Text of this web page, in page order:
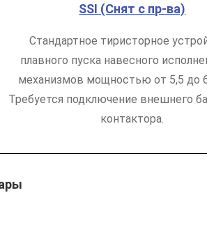
SSI (Снят с пр-ва)
Стандартное тиристорное
плавного пуска навесного
механизмов мощностью от 5,5 до
Требуется подключение внешнего
контактора.